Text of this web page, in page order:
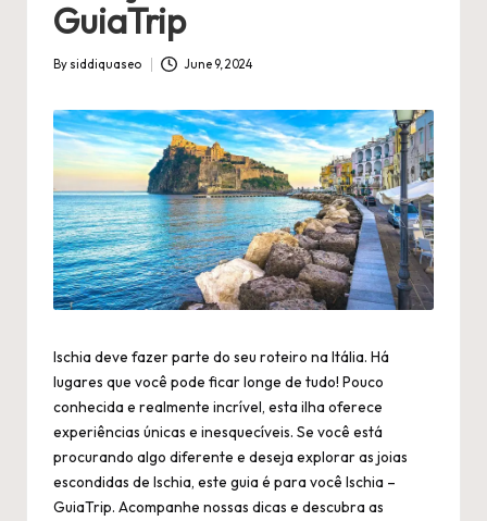
GuiaTrip
Posted
By siddiquaseo June 9, 2024
Ischia deve fazer parte do seu roteiro na Itália. Há
lugares que você pode ficar longe de tudo! Pouco
conhecida e realmente incrível, esta ilha oferece
experiências únicas e inesquecíveis. Se você está
procurando algo diferente e deseja explorar as joias
escondidas de Ischia, este guia é para você Ischia –
GuiaTrip. Acompanhe nossas dicas e descubra as